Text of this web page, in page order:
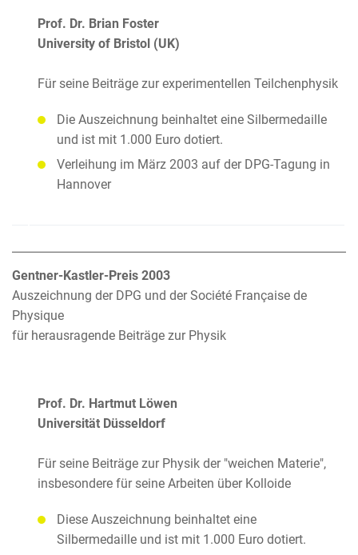
Prof. Dr. Brian Foster
University of Bristol (UK)
Für seine Beiträge zur experimentellen Teilchenphysik
Die Auszeichnung beinhaltet eine Silbermedaille
und ist mit 1.000 Euro dotiert.
Verleihung im März 2003 auf der DPG-Tagung in
Hannover
Gentner-Kastler-Preis 2003
Auszeichnung der DPG und der Société Française de
Physique
für herausragende Beiträge zur Physik
Prof. Dr. Hartmut Löwen
Universität Düsseldorf
Für seine Beiträge zur Physik der "weichen Materie",
insbesondere für seine Arbeiten über Kolloide
Diese Auszeichnung beinhaltet eine
Silbermedaille und ist mit 1.000 Euro dotiert.